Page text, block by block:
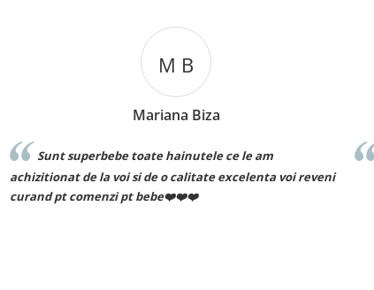
hainutele ce le am
de o calitate excelenta voi reveni
bebe❤️❤️❤️
Recomand cu drag!